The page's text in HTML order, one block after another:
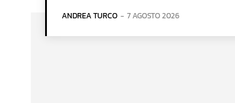
ANDREA TURCO - 7 AGOSTO 2026